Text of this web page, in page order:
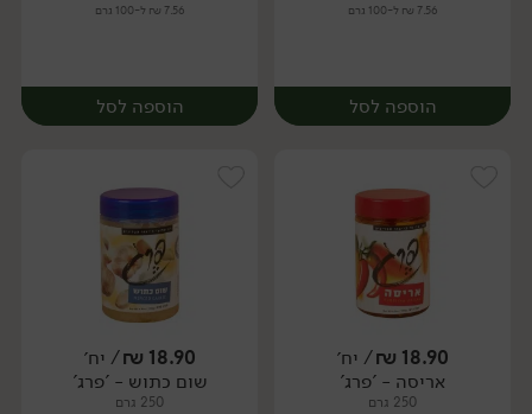
7.56 ₪ ל-100 גרם
הוספה לסל
יח׳
7.56 ₪ ל-100 גרם
הוספה לסל
יח׳
18.90
₪/ יח׳
אריסה - 'פרג'
250 גרם
18.90
₪/ יח׳
שום כתוש - 'פרג'
250 גרם